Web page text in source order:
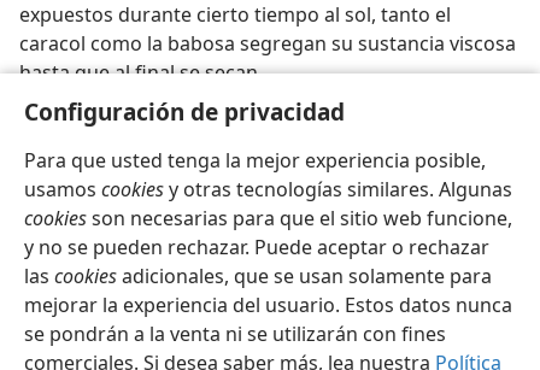
Configuración de privacidad
Para que usted tenga la mejor experiencia posible,
usamos cookiesy otras tecnologías similares. Algunas
cookiesson necesarias para que el sitio web funcione,
y no se pueden rechazar. Puede aceptar o rechazar
las cookiesadicionales, que se usan solamente para
mejorar la experiencia del usuario. Estos datos nunca
se pondrán a la venta ni se utilizarán con fines
comerciales. Si desea saber más, lea nuestra Política
expuestos durante cierto tiempo al sol, tanto el
caracol como la babosa segregan su sustancia viscosa
hasta que al final se secan.
Español Compartir Configuración
Copyright© 2026 Watch Tower Bible and Tract Society of Pennsylvania
Condiciones de uso
Política de privacidad
Configuración de privacidad
JW.ORG Iniciar sesión